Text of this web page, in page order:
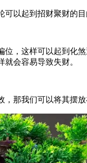
以起到招财聚财的
，这样可以起到化
会容易导致失财。
那我们可以将其摆